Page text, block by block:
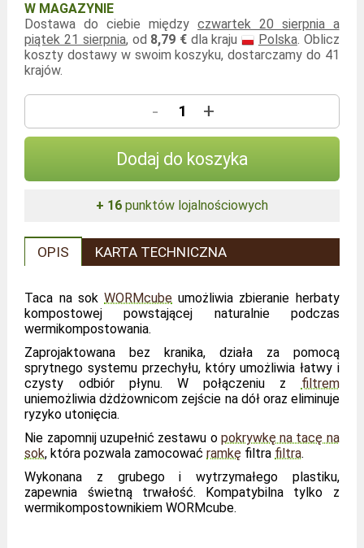
W MAGAZYNIE
Dostawa do ciebie między czwartek 20 sierpnia a
piątek 21 sierpnia, od 8,79 € dla kraju Polska. Oblicz
koszty dostawy w swoim koszyku, dostarczamy do 41
krajów.
- +
Dodaj do koszyka
+ 16 punktów lojalnościowych
OPIS KARTA TECHNICZNA
Taca na sok WORMcube umożliwia zbieranie herbaty
kompostowej powstającej naturalnie podczas
wermikompostowania.
Zaprojaktowana bez kranika, działa za pomocą
sprytnego systemu przechyłu, który umożliwia łatwy i
czysty odbiór płynu. W połączeniu z filtrem
uniemożliwia dżdżownicom zejście na dół oraz eliminuje
ryzyko utonięcia.
Nie zapomnij uzupełnić zestawu o pokrywkę na tacę na
sok, która pozwala zamocowaćramkę filtra filtra.
Wykonana z grubego i wytrzymałego plastiku,
zapewnia świetną trwałość. Kompatybilna tylko z
wermikompostownikiem WORMcube.